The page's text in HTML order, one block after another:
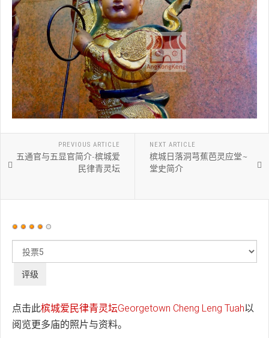
PREVIOUS ARTICLE
五通官与五显官简介-槟城爱
民律青灵坛
NEXT ARTICLE
槟城日落洞芎蕉芭灵应堂~
堂史简介
用
价：4/
评
点击此槟城爱民律青灵坛Georgetown Cheng Leng Tuah以
阅览更多庙的照片与资料。